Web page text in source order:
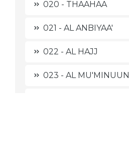
020 - THAAHAA
021 - AL ANBIYAA'
022 - AL HAJJ
023 - AL MU'MINUUN